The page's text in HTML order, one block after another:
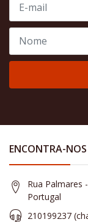
ENCONTRA-NOS
Rua Palmares
Portugal
210199237